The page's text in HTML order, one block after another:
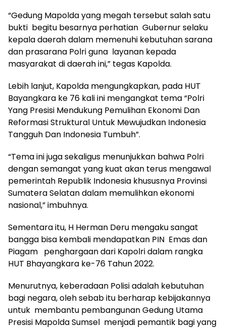
“Gedung Mapolda yang megah tersebut salah satu
bukti begitu besarnya perhatian Gubernur selaku
kepala daerah dalam memenuhi kebutuhan sarana
dan prasarana Polri guna layanan kepada
masyarakat di daerah ini,” tegas Kapolda.
Lebih lanjut, Kapolda mengungkapkan, pada HUT
Bayangkara ke 76 kali ini mengangkat tema “Polri
Yang Presisi Mendukung Pemulihan Ekonomi Dan
Reformasi Struktural Untuk Mewujudkan Indonesia
Tangguh Dan Indonesia Tumbuh”.
“Tema ini juga sekaligus menunjukkan bahwa Polri
dengan semangat yang kuat akan terus mengawal
pemerintah Republik Indonesia khususnya Provinsi
Sumatera Selatan dalam memulihkan ekonomi
nasional,” imbuhnya.
Sementara itu, H Herman Deru mengaku sangat
bangga bisa kembali mendapatkan PIN Emas dan
Piagam penghargaan dari Kapolri dalam rangka
HUT Bhayangkara ke-76 Tahun 2022.
Menurutnya, keberadaan Polisi adalah kebutuhan
bagi negara, oleh sebab itu berharap kebijakannya
untuk membantu pembangunan Gedung Utama
Presisi Mapolda Sumsel menjadi pemantik bagi yang